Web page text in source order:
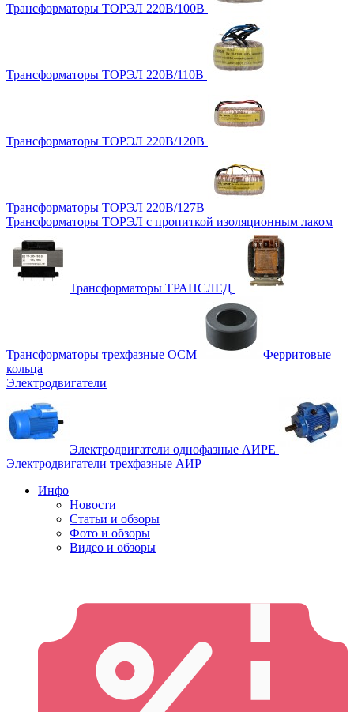
Трансформаторы ТОРЭЛ 220В/100В
Трансформаторы ТОРЭЛ 220В/110В
Трансформаторы ТОРЭЛ 220В/120В
Трансформаторы ТОРЭЛ 220В/127В
Трансформаторы ТОРЭЛ с пропиткой изоляционным лаком
Трансформаторы ТРАНСЛЕД
Трансформаторы трехфазные ОСМ
Ферритовые
кольца
Электродвигатели
Электродвигатели однофазные АИРЕ
Электродвигатели трехфазные АИР
Инфо
Новости
Статьи и обзоры
Фото и обзоры
Видео и обзоры